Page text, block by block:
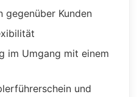
gegenüber Kunden
im Umgang mit einem
und